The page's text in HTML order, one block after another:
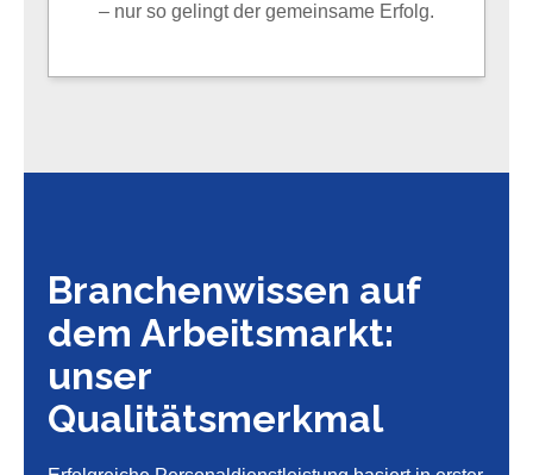
– nur so gelingt der gemeinsame Erfolg.
Branchenwissen auf
dem Arbeitsmarkt:
unser
Qualitätsmerkmal